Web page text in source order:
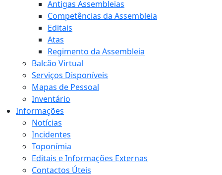
Antigas Assembleias
Competências da Assembleia
Editais
Atas
Regimento da Assembleia
Balcão Virtual
Serviços Disponíveis
Mapas de Pessoal
Inventário
Informações
Notícias
Incidentes
Toponímia
Editais e Informações Externas
Contactos Úteis